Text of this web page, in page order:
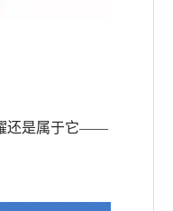
还是属于它——